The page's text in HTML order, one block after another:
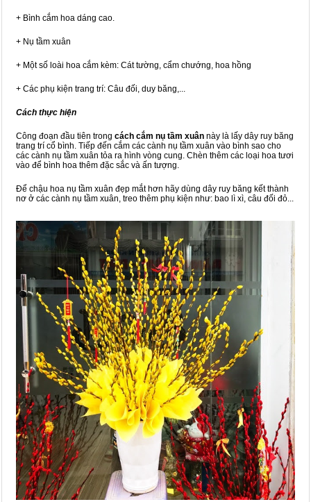
+ Bình cắm hoa dáng cao.
+ Nụ tầm xuân
+ Một số loài hoa cắm kèm: Cát tường, cẩm chướng, hoa hồng
+ Các phụ kiện trang trí: Câu đối, duy băng,...
Cách thực hiện
Công đoạn đầu tiên trong cách cắm nụ tầm xuân này là lấy dây ruy băng
trang trí cổ bình. Tiếp đến cắm các cành nụ tầm xuân vào bình sao cho
các cành nụ tầm xuân tỏa ra hình vòng cung. Chèn thêm các loại hoa tươi
vào để bình hoa thêm đặc sắc và ấn tượng.
Để chậu hoa nụ tầm xuân đẹp mắt hơn hãy dùng dây ruy băng kết thành
nơ ở các cành nụ tầm xuân, treo thêm phụ kiện như: bao lì xì, câu đối đỏ...